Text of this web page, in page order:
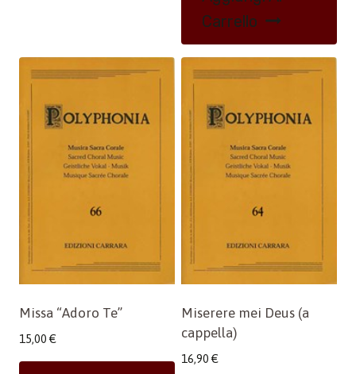
Carrello
Missa “Adoro Te”
15,00 €
Miserere mei Deus (a
cappella)
16,90 €